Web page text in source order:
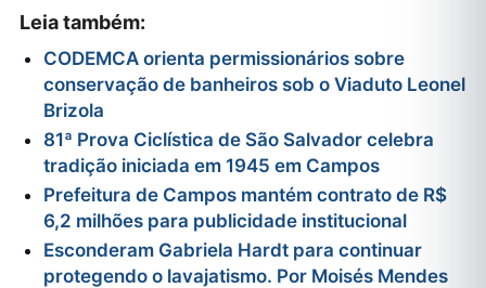
Leia também:
CODEMCA orienta permissionários sobre
conservação de banheiros sob o Viaduto Leonel
Brizola
81ª Prova Ciclística de São Salvador celebra
tradição iniciada em 1945 em Campos
Prefeitura de Campos mantém contrato de R$
6,2 milhões para publicidade institucional
Esconderam Gabriela Hardt para continuar
protegendo o lavajatismo. Por Moisés Mendes